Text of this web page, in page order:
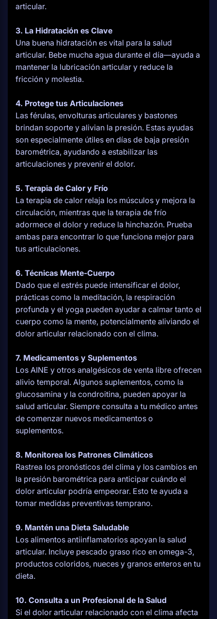
articular.
3. La Hidratación es Clave
Una buena hidratación es vital para la salud
articular. Bebe mucha agua durante el día—ayuda a
mantener la lubricación articular y reduce la
fricción y molestia.
4. Protege tus Articulaciones
Las férulas, envolturas articulares y bastones
brindan soporte y alivian la presión. Estas ayudas
son especialmente útiles en días de baja presión
barométrica, ayudando a estabilizar las
articulaciones y prevenir el dolor.
5. Terapia de Calor y Frío
La terapia de calor relaja los músculos y mejora la
circulación, mientras que la terapia de frío
adormece el dolor y reduce la hinchazón. Prueba
ambas para encontrar lo que funciona mejor para
tus articulaciones.
6. Técnicas Mente-Cuerpo
Dado que el estrés puede intensificar el dolor,
prácticas como la meditación, la respiración
profunda y el yoga pueden ayudar a calmar tanto el
cuerpo como la mente, potencialmente aliviando el
dolor articular relacionado con el clima.
7. Medicamentos y Suplementos
Los AINE y otros analgésicos de venta libre ofrecen
alivio temporal. Algunos suplementos, como la
glucosamina y la condroitina, pueden apoyar la
salud articular. Siempre consulta a tu médico antes
de comenzar nuevos medicamentos o
suplementos.
8. Monitorea los Patrones Climáticos
Rastrea los pronósticos del clima y los cambios en
la presión barométrica para anticipar cuándo el
dolor articular podría empeorar. Esto te ayuda a
tomar medidas preventivas temprano.
9. Mantén una Dieta Saludable
Los alimentos antiinflamatorios apoyan la salud
articular. Incluye pescado graso rico en omega-3,
productos coloridos, nueces y granos enteros en tu
dieta.
10. Consulta a un Profesional de la Salud
Si el dolor articular relacionado con el clima afecta